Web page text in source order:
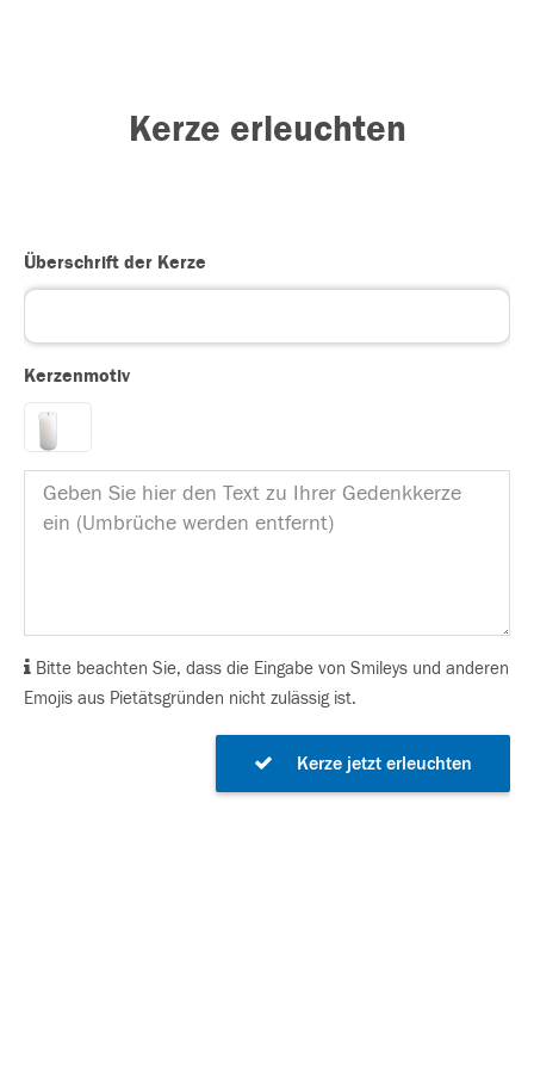
Kerze erleuchten
Überschrift der Kerze
Kerzenmotiv
Bitte beachten Sie, dass die Eingabe von Smileys und anderen
Emojis aus Pietätsgründen nicht zulässig ist.
Kerze jetzt erleuchten